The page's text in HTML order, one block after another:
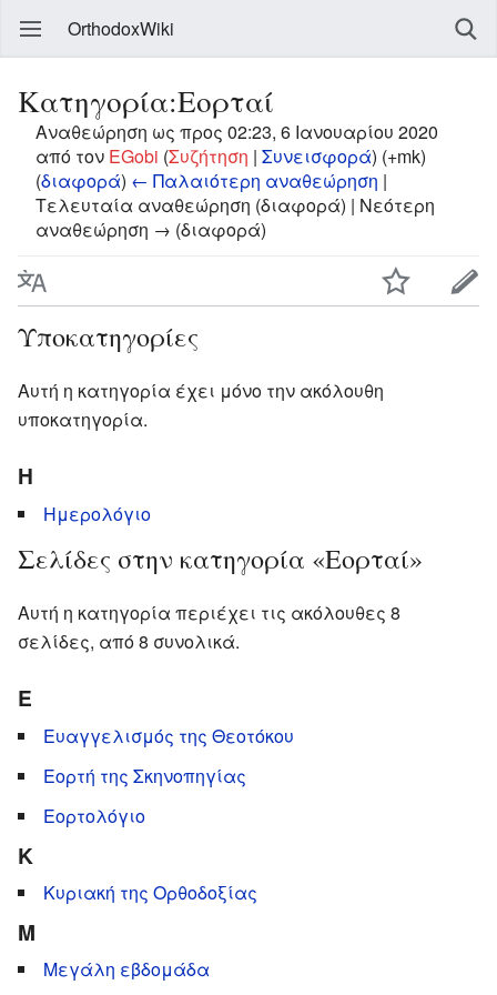
OrthodoxWiki
Κατηγορία:Εορταί
Αναθεώρηση ως προς 02:23, 6 Ιανουαρίου 2020
από τον EGobi (Συζήτηση | Συνεισφορά) (+mk)
(διαφορά) ← Παλαιότερη αναθεώρηση |
Τελευταία αναθεώρηση (διαφορά) | Νεότερη
αναθεώρηση → (διαφορά)
Υποκατηγορίες
Αυτή η κατηγορία έχει μόνο την ακόλουθη
υποκατηγορία.
Η
Ημερολόγιο
Σελίδες στην κατηγορία «Εορταί»
Αυτή η κατηγορία περιέχει τις ακόλουθες 8
σελίδες, από 8 συνολικά.
Ε
Ευαγγελισμός της Θεοτόκου
Εορτή της Σκηνοπηγίας
Εορτολόγιο
Κ
Κυριακή της Ορθοδοξίας
Μ
Μεγάλη εβδομάδα